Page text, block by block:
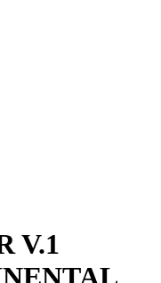
V.1